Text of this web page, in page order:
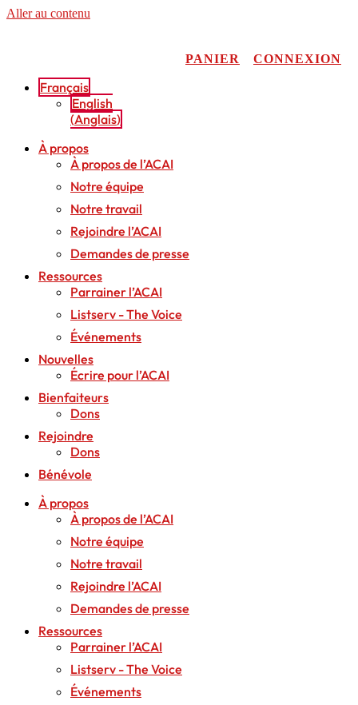
Aller au contenu
PANIER CONNEXION
Français
English
(Anglais)
À propos
À propos de l’ACAI
Notre équipe
Notre travail
Rejoindre l’ACAI
Demandes de presse
Ressources
Parrainer l’ACAI
Listserv - The Voice
Événements
Nouvelles
Écrire pour l’ACAI
Bienfaiteurs
Dons
Rejoindre
Dons
Bénévole
À propos
À propos de l’ACAI
Notre équipe
Notre travail
Rejoindre l’ACAI
Demandes de presse
Ressources
Parrainer l’ACAI
Listserv - The Voice
Événements